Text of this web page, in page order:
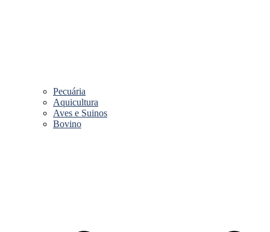
Pecuária
Aquicultura
Aves e Suinos
Bovino